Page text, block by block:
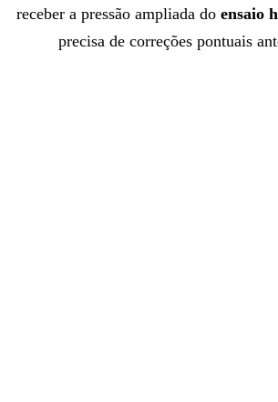
receber a pressão ampliada do ensaio
precisa de correções pontuais